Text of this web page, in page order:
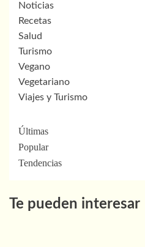
Noticias
Recetas
Salud
Turismo
Vegano
Vegetariano
Viajes y Turismo
Últimas
Popular
Tendencias
Te pueden interesar